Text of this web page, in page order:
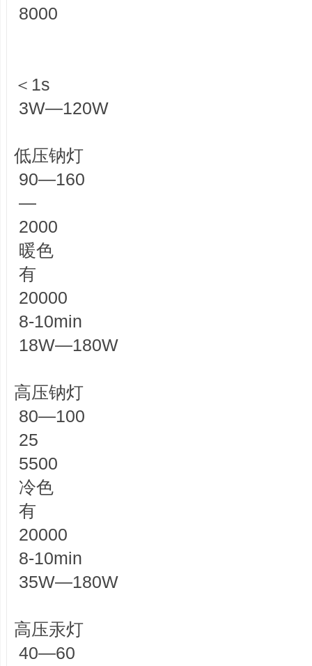
8000
＜1s
3W—120W
低压钠灯
90—160
—
2000
暖色
有
20000
8-10min
18W—180W
高压钠灯
80—100
25
5500
冷色
有
20000
8-10min
35W—180W
高压汞灯
40—60